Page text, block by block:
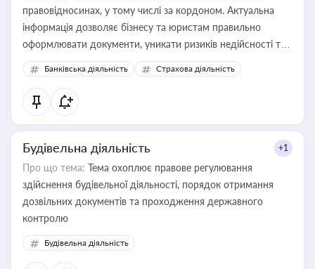
правовідносинах, у тому числі за кордоном. Актуальна
інформація дозволяє бізнесу та юристам правильно
оформлювати документи, уникати ризиків недійсності та
забезпечувати їх належне прийняття органами влади та
контрагентами
Банківська діяльність Страхова діяльність
Будівельна діяльність +1
Про що тема: Тема охоплює правове регулювання
здійснення будівельної діяльності, порядок отримання
дозвільних документів та проходження державного
контролю
Будівельна діяльність